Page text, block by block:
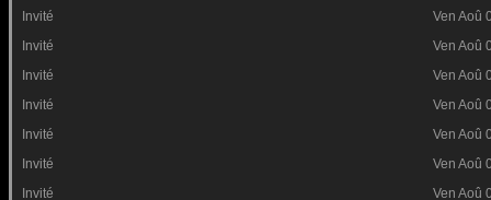
Invité
Ven Aoû
Invité
Ven Aoû
Invité
Ven Aoû
Invité
Ven Aoû
Invité
Ven Aoû
Invité
Ven Aoû
Invité
Ven Aoû